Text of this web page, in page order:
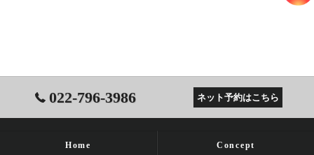
022-796-3986 ネット予約はこちら
Home Concept